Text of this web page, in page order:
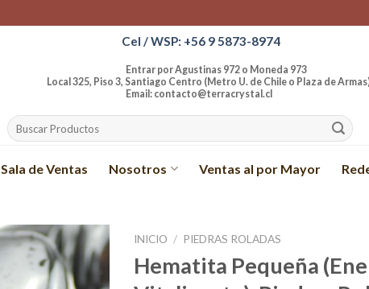
Cel / WSP: +56 9 5873-8974
Entrar por Agustinas 972 o Moneda 973
Local 325, Piso 3, Santiago Centro (Metro U. de Chile o Plaza de
Email: contacto@terracrystal.cl
Buscar
por:
Sala de Ventas Nosotros Ventas al por Mayor
Añadir
INICIO / PIEDRAS ROLADAS
Hematita Pequeña